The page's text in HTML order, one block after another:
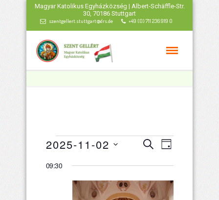
Magyar Katolikus Egyházközség | Albert-Schäffle-Str.
30, 70186 Stuttgart
szentgellert.stuttgart@drs.de +49 (0) 711 236 919 0
Veranstaltungen
für
Such-
und
Suche
Tag
2025-11-02
wählen.
09:30